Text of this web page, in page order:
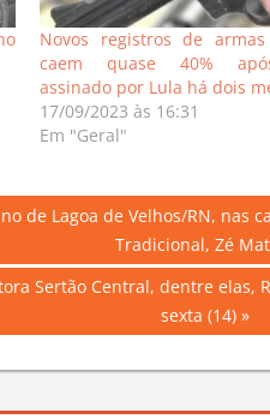
Novos registros de
caem quase 40%
assinado por Lula há dois
17/09/2023 às 16:31
Em "Geral"
de Lagoa de Velhos/RN, nas
Tradicional, Zé
Sertão Central, dentre elas,
sexta (14)